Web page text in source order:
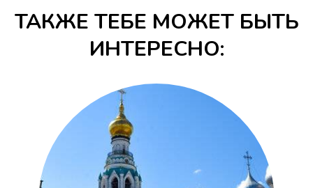
ТАКЖЕ ТЕБЕ МОЖЕТ БЫТЬ
ИНТЕРЕСНО: